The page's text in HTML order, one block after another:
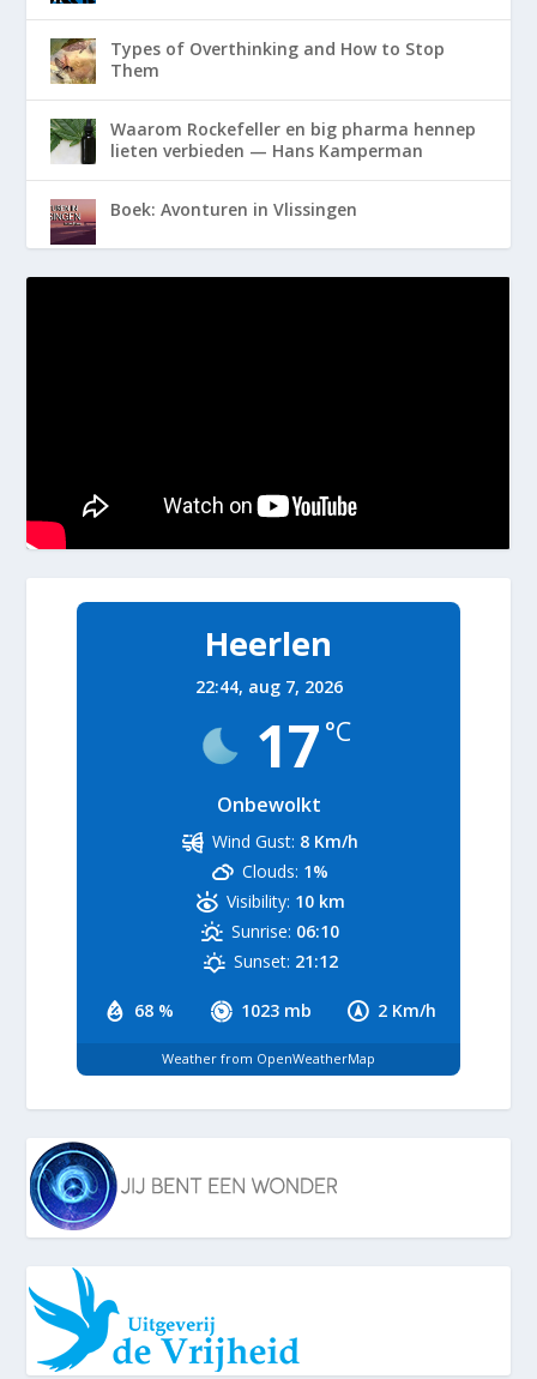
Types of Overthinking and How to Stop
Them
Waarom Rockefeller en big pharma hennep
lieten verbieden — Hans Kamperman
Boek: Avonturen in Vlissingen
Heerlen
22:44, aug 7, 2026
17 °C
Onbewolkt
68 % 1023 mb 2 Km/h
Wind Gust: 8 Km/h
Clouds: 1%
Visibility: 10 km
Sunrise: 06:10
Sunset: 21:12
Weather from OpenWeatherMap